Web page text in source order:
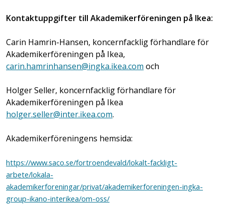
Kontaktuppgifter till Akademikerföreningen på Ikea:
Carin Hamrin-Hansen, koncernfacklig förhandlare för
Akademikerföreningen på Ikea,
carin.hamrinhansen@ingka.ikea.com och
Holger Seller, koncernfacklig förhandlare för
Akademikerföreningen på Ikea
holger.seller@inter.ikea.com.
Akademikerföreningens hemsida:
https://www.saco.se/fortroendevald/lokalt-fackligt-
arbete/lokala-
akademikerforeningar/privat/akademikerforeningen-ingka-
group-ikano-interikea/om-oss/